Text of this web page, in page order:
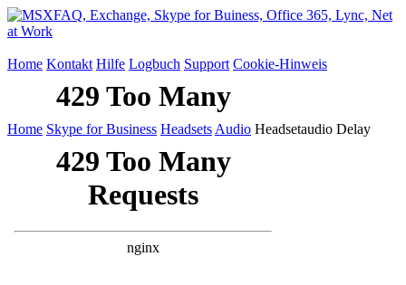
Home Kontakt Hilfe Logbuch Support Cookie-Hinweis
Home Skype for Business Headsets Audio Headsetaudio Delay